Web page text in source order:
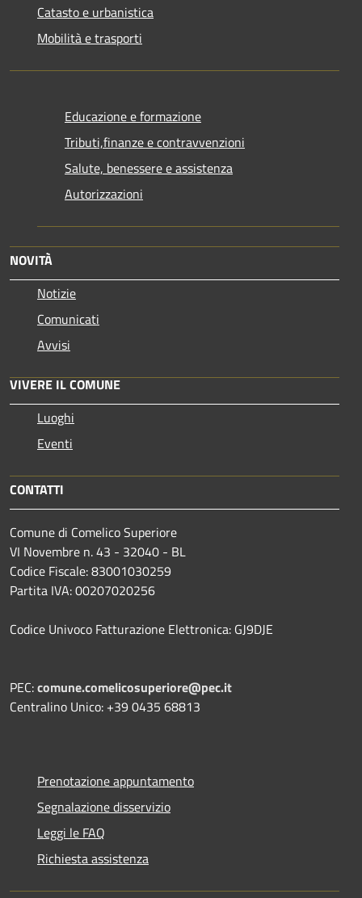
Catasto e urbanistica
Mobilità e trasporti
Educazione e formazione
Tributi,finanze e contravvenzioni
Salute, benessere e assistenza
Autorizzazioni
NOVITÀ
Notizie
Comunicati
Avvisi
VIVERE IL COMUNE
Luoghi
Eventi
CONTATTI
Comune di Comelico Superiore
VI Novembre n. 43 - 32040 - BL
Codice Fiscale: 83001030259
Partita IVA: 00207020256
Codice Univoco Fatturazione Elettronica: GJ9DJE
PEC:comune.comelicosuperiore@pec.it
Centralino Unico: +39 0435 68813
Prenotazione appuntamento
Segnalazione disservizio
Leggi le FAQ
Richiesta assistenza